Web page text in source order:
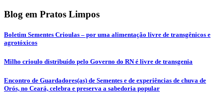
Blog em Pratos Limpos
Boletim Sementes Crioulas – por uma alimentação livre de transgênicos e
agrotóxicos
Milho crioulo distribuído pelo Governo do RN é livre de transgenia
Encontro de Guardadores(as) de Sementes e de experiências de chuva de
Orós, no Ceará, celebra e preserva a sabedoria popular